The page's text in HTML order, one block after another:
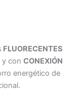
FLUORECENTES
y con CONEXIÓN
energético de